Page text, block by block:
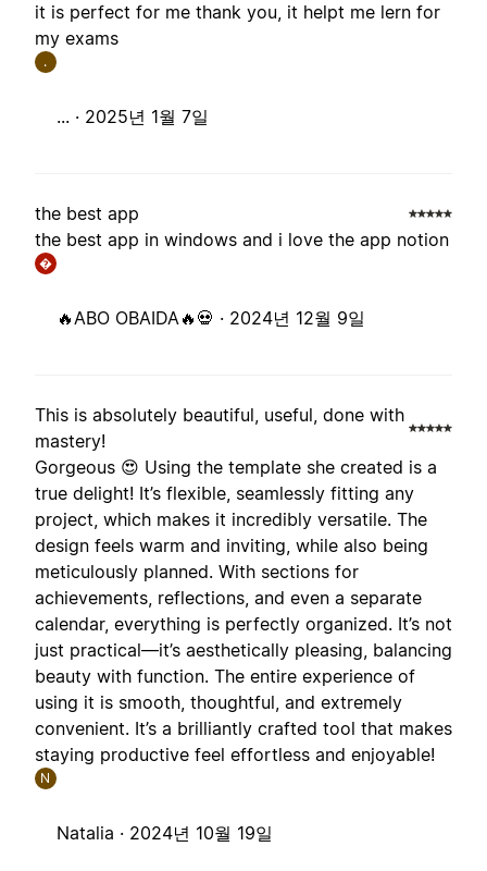
it is perfect for me thank you, it helpt me lern for
my exams
.
... · 2025년 1월 7일
the best app
the best app in windows and i love the app notion
�
🔥ABO OBAIDA🔥💀 · 2024년 12월 9일
This is absolutely beautiful, useful, done with
mastery!
Gorgeous 😍 Using the template she created is a
true delight! It’s flexible, seamlessly fitting any
project, which makes it incredibly versatile. The
design feels warm and inviting, while also being
meticulously planned. With sections for
achievements, reflections, and even a separate
calendar, everything is perfectly organized. It’s not
just practical—it’s aesthetically pleasing, balancing
beauty with function. The entire experience of
using it is smooth, thoughtful, and extremely
convenient. It’s a brilliantly crafted tool that makes
staying productive feel effortless and enjoyable!
N
Natalia · 2024년 10월 19일